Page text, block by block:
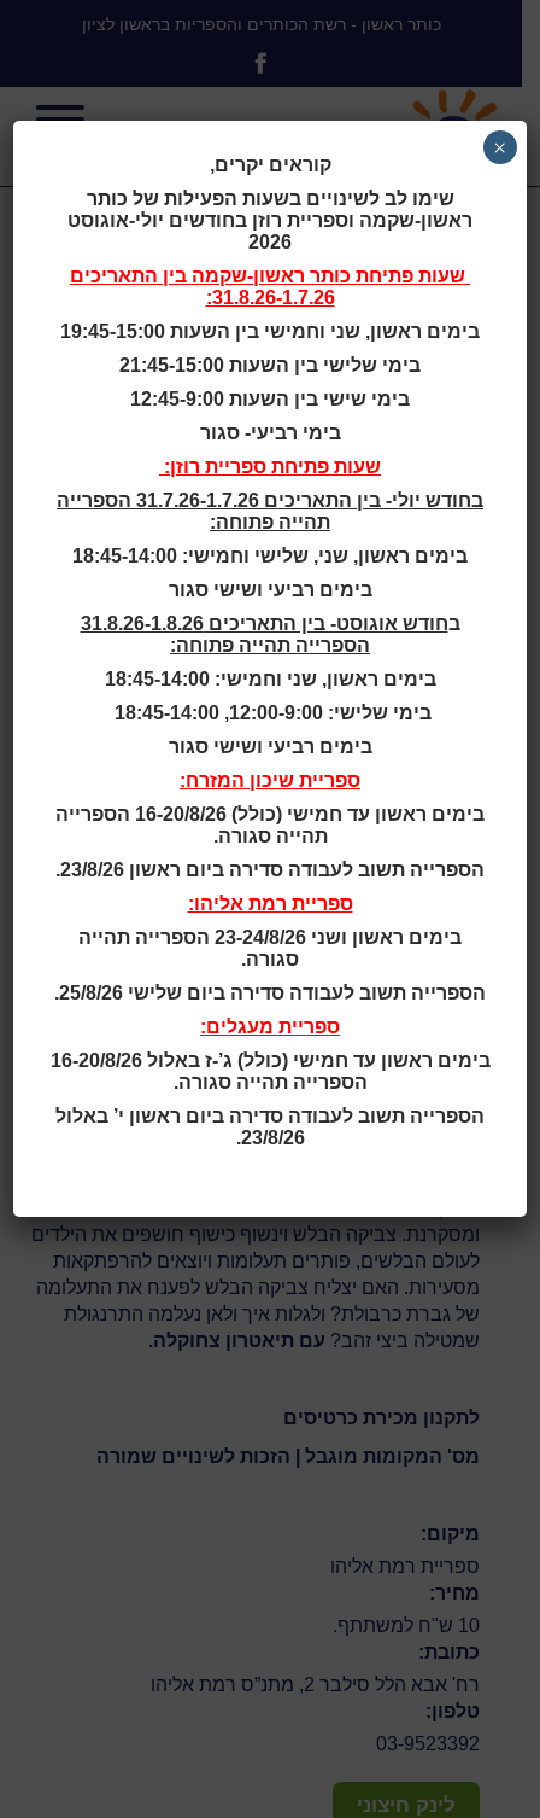
כותר ראשון - רשת הכותרים והספריות בראשון לציון
צביקה הבלש
ותעלומת
התרנגולת
צביקה הבלש ותעלומת
התרנגולת
שעות סיפור
גילאי 2 - 4
גילאי 3 - 5
ומסקרנת. צביקה הבלש וינשוף כישוף חושפים את הילדים
לעולם הבלשים, פותרים תעלומות ויוצאים להרפתקאות
מסעירות. האם יצליח צביקה הבלש לפענח את התעלומה
של גברת כרבולת? ולגלות איך ולאן נעלמה התרנגולת
שמטילה ביצי זהב? עם תיאטרון צחוקלה.
לתקנון מכירת כרטיסים
מס' המקומות מוגבל | הזכות לשינויים שמורה
מיקום:
ספריית רמת אליהו
מחיר:
10 ש"ח למשתתף.
כתובת:
רח' אבא הלל סילבר 2, מתנ”ס רמת אליהו
טלפון:
03-9523392
לינק חיצוני
קוראים יקרים,
שימו לב לשינויים בשעות הפעילות של כותר
ראשון-שקמה וספריית רוזן בחודשים יולי-אוגוסט
2026
שעות פתיחת כותר ראשון-שקמה בין התאריכים
31.8.26-1.7.26:
בימים ראשון, שני וחמישי בין השעות 19:45-15:00
בימי שלישי בין השעות 21:45-15:00
בימי שישי בין השעות 12:45-9:00
בימי רביעי- סגור
שעות פתיחת ספריית רוזן:
בחודש יולי- בין התאריכים 31.7.26-1.7.26 הספרייה
תהייה פתוחה:
בימים ראשון, שני, שלישי וחמישי: 18:45-14:00
בימים רביעי ושישי סגור
ב
חודש אוגוסט- בין התאריכים 31.8.26-1.8.26
הספרייה תהייה פתוחה:
בימים ראשון, שני וחמישי: 18:45-14:00
בימי שלישי: 12:00-9:00, 18:45-14:00
בימים רביעי ושישי סגור
ספריית שיכון המזרח:
בימים ראשון עד חמישי (כולל) 16-20/8/26 הספרייה
תהייה סגורה.
הספרייה תשוב לעבודה סדירה ביום ראשון 23/8/26.
ספריית רמת אליהו:
בימים ראשון ושני 23-24/8/26 הספרייה תהייה
סגורה.
הספרייה תשוב לעבודה סדירה ביום שלישי 25/8/26.
ספריית מעגלים:
בימים ראשון עד חמישי (כולל) ג’-ז באלול 16-20/8/26
הספרייה תהייה סגורה.
הספרייה תשוב לעבודה סדירה ביום ראשון י’ באלול
23/8/26.
×